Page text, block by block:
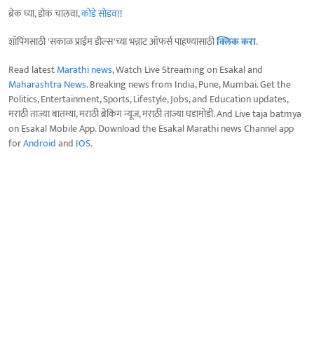
ब्रेक घ्या, डोकं चालवा,कोडे सोडवा!
शॉपिंगसाठी 'सकाळ प्राईम डील्स'च्या भन्नाट ऑफर्स पाहण्यासाठीक्लिक करा.
Read latestMarathi news, Watch Live Streaming on Esakal and
Maharashtra News. Breaking news from India, Pune, Mumbai. Get the
Politics, Entertainment, Sports, Lifestyle, Jobs, and Education updates,
मराठी ताज्या बातम्या, मराठी ब्रेकिंग न्यूज, मराठी ताज्या घडामोडी. And Live taja batmya
on Esakal Mobile App. Download the Esakal Marathi news Channel app
forAndroidand IOS.